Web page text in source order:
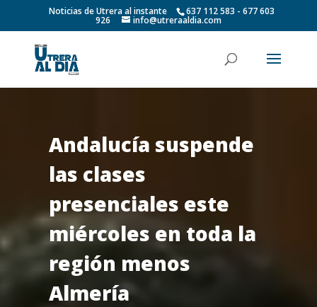
Noticias de Utrera al instante 637 112 583 - 677 603
926 info@utreraaldia.com
Andalucía suspende
las clases
presenciales este
miércoles en toda la
región menos
Almería